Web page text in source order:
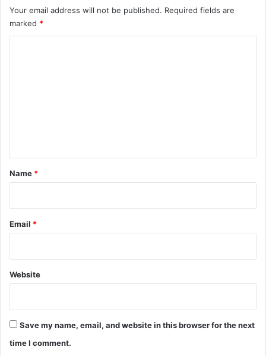
Your email address will not be published. Required fields are
marked *
*
Name *
Email *
Website
Save my name, email, and website in this browser for the next
time I comment.